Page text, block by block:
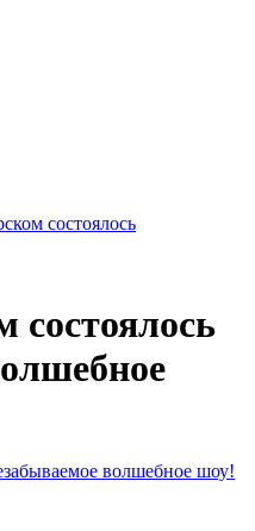
состоялось
состоялось